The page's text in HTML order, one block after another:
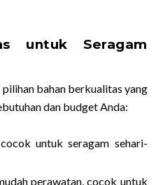
untuk Seragam
bahan berkualitas yang
dan budget Anda:
untuk seragam sehari-
perawatan, cocok untuk